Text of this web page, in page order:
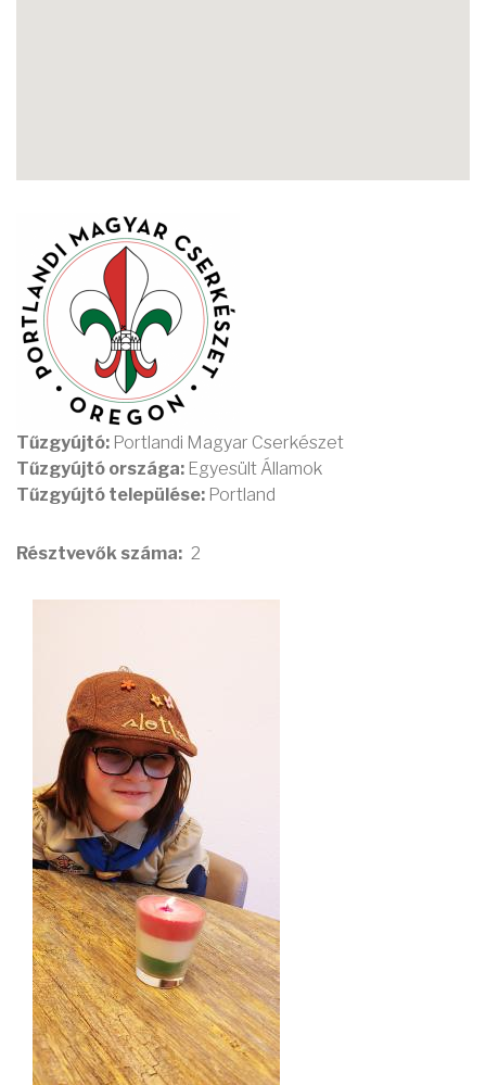
Tűzgyújtó: Portlandi Magyar Cserkészet
Tűzgyújtó országa: Egyesült Államok
Tűzgyújtó települése: Portland
Résztvevők száma 2